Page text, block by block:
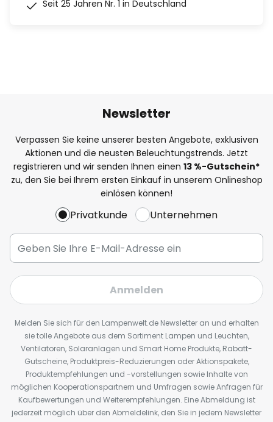
Seit 25 Jahren Nr. 1 in Deutschland
Newsletter
Verpassen Sie keine unserer besten Angebote, exklusiven
Aktionen und die neusten Beleuchtungstrends. Jetzt
registrieren und wir senden Ihnen einen 13 %-Gutschein*
zu, den Sie bei Ihrem ersten Einkauf in unserem Onlineshop
einlösen können!
Privatkunde Unternehmen
Anmelden
Melden Sie sich für den Lampenwelt.de Newsletter an und erhalten
sie tolle Angebote aus dem Sortiment Lampen und Leuchten,
Ventilatoren, Solaranlagen und Smart Home Produkte, Rabatt-
Gutscheine, Produktpreis-Reduzierungen oder Aktionspakete,
Produktempfehlungen und -vorstellungen sowie Inhalte von
möglichen Kooperationspartnern und Umfragen sowie Anfragen für
Kaufbewertungen und Weiterempfehlungen. Eine Abmeldung ist
jederzeit möglich über den Abmeldelink, den Sie in jedem Newsletter